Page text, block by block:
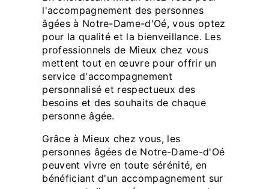
l'accompagnement des personnes
âgées à Notre-Dame-d'Oé, vous optez
pour la qualité et la bienveillance. Les
professionnels de Mieux chez vous
mettent tout en œuvre pour offrir un
service d'accompagnement
personnalisé et respectueux des
besoins et des souhaits de chaque
personne âgée.
Grâce à Mieux chez vous, les
personnes âgées de Notre-Dame-d'Oé
peuvent vivre en toute sérénité, en
bénéficiant d'un accompagnement sur